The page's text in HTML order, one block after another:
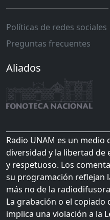
Políticas de redes sociales
Preguntas frecuentes
Aliados
Radio UNAM es un
diversidad y la libertad de
y respetuoso. Los
su programación reflejan
más no de la
La grabación o el copiado
implica una violación a la